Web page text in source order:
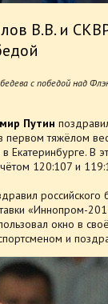
В.В. и
с победой над
Путин
первом тяжёлом
Екатеринбурге.
120:107 и
«Иннопром-
окно в
и